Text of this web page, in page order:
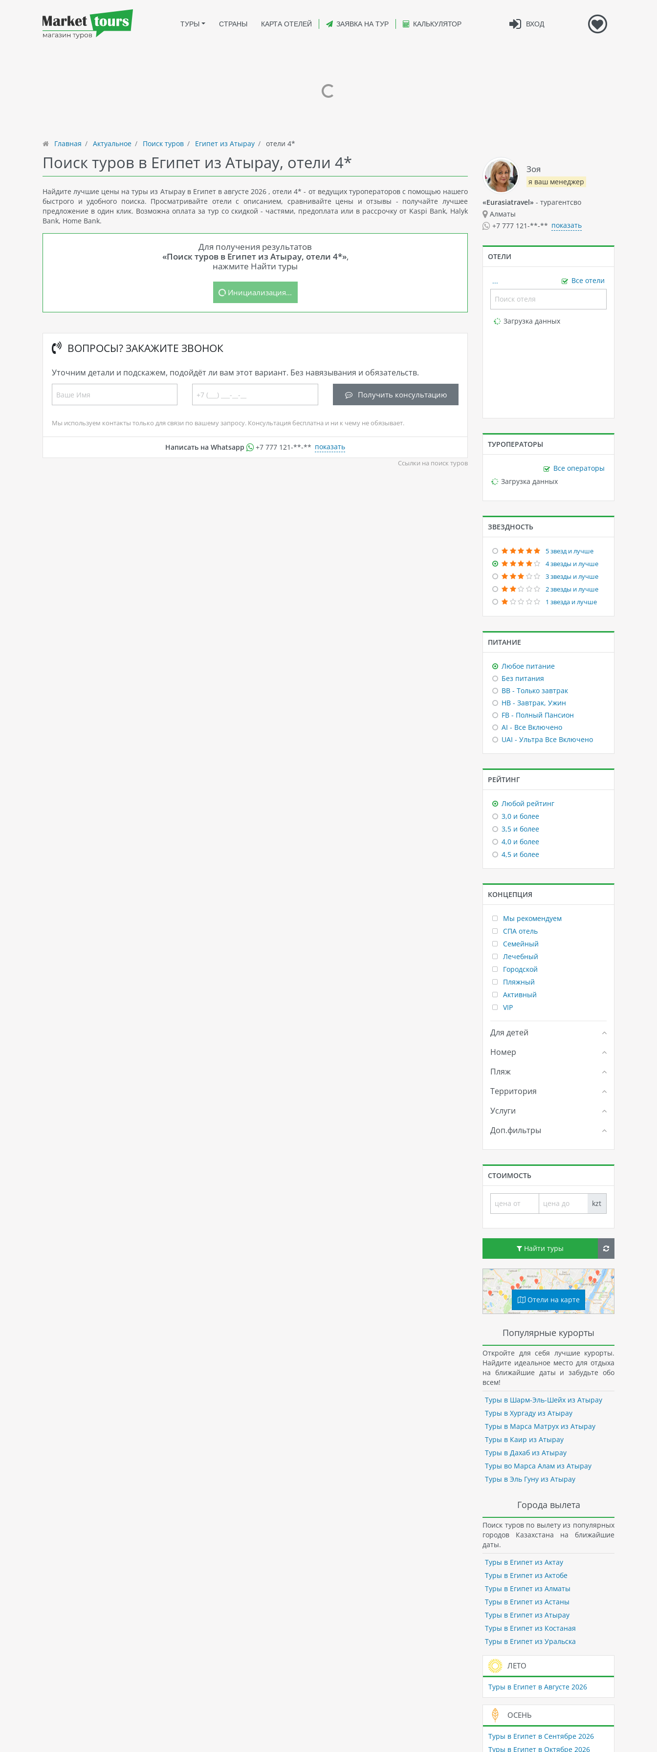
ВХОД
ТУРЫ СТРАНЫ КАРТА ОТЕЛЕЙ ЗАЯВКА НА ТУР КАЛЬКУЛЯТОР
Главная Актуальное Поиск туров Египет из Атырау отели 4*
Поиск туров в Египет из Атырау, отели 4*
Найдите лучшие цены на туры из Атырау в Египет в августе 2026 , отели 4* - от ведущих туроператоров с помощью нашего
быстрого и удобного поиска. Просматривайте отели с описанием, сравнивайте цены и отзывы - получайте лучшее
предложение в один клик. Возможна оплата за тур со скидкой - частями, предоплата или в рассрочку от Kaspi Bank, Halyk
Bank, Home Bank.
Для получения результатов
«Поиск туров в Египет из Атырау, отели 4*»,
нажмите Найти туры
Инициализация...
ВОПРОСЫ? ЗАКАЖИТЕ ЗВОНОК
Уточним детали и подскажем, подойдёт ли вам этот вариант. Без навязывания и обязательств.
Получить консультацию
Мы используем контакты только для связи по вашему запросу. Консультация бесплатна и ни к чему не обязывает.
Написать на Whatsapp +7 777 121-**-** показать
Ссылки на поиск туров
Зоя
я ваш менеджер
«Eurasiatravel» - турагентсво
Алматы
+7 777 121-**-** показать
ОТЕЛИ
... Все отели
Loading...
Загрузка данных
ТУРОПЕРАТОРЫ
Все операторы
Loading...
Загрузка данных
ЗВЕЗДНОСТЬ
5 звезд и лучше
4 звезды и лучше
3 звезды и лучше
2 звезды и лучше
1 звезда и лучше
ПИТАНИЕ
Любое питание
Без питания
BB - Только завтрак
HB - Завтрак, Ужин
FB - Полный Пансион
AI - Все Включено
UAI - Ультра Все Включено
РЕЙТИНГ
Любой рейтинг
3,0 и более
3,5 и более
4,0 и более
4,5 и более
КОНЦЕПЦИЯ
Мы рекомендуем
СПА отель
Семейный
Лечебный
Городской
Пляжный
Активный
VIP
Для детей
Номер
Пляж
Территория
Услуги
Доп.фильтры
СТОИМОСТЬ
kzt
Найти туры
Отели на карте
Популярные курорты
Откройте для себя лучшие курорты.
Найдите идеальное место для отдыха
на ближайшие даты и забудьте обо
всем!
Туры в Шарм-Эль-Шейх из Атырау
Туры в Хургаду из Атырау
Туры в Марса Матрух из Атырау
Туры в Каир из Атырау
Туры в Дахаб из Атырау
Туры во Марса Алам из Атырау
Туры в Эль Гуну из Атырау
Города вылета
Поиск туров по вылету из популярных
городов Казахстана на ближайшие
даты.
Туры в Египет из Актау
Туры в Египет из Актобе
Туры в Египет из Алматы
Туры в Египет из Астаны
Туры в Египет из Атырау
Туры в Египет из Костаная
Туры в Египет из Уральска
ЛЕТО
Туры в Египет в Августе 2026
ОСЕНЬ
Туры в Египет в Сентябре 2026
Туры в Египет в Октябре 2026